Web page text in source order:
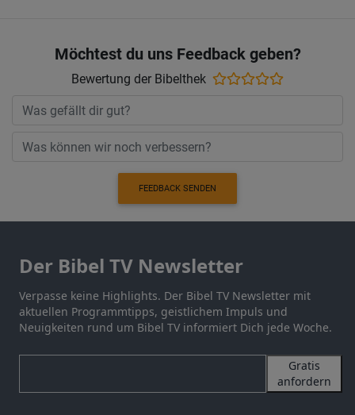
Möchtest du uns Feedback geben?
Bewertung der Bibelthek
FEEDBACK SENDEN
Der Bibel TV Newsletter
Verpasse keine Highlights. Der Bibel TV Newsletter mit
aktuellen Programmtipps, geistlichem Impuls und
Neuigkeiten rund um Bibel TV informiert Dich jede Woche.
Gratis
anfordern